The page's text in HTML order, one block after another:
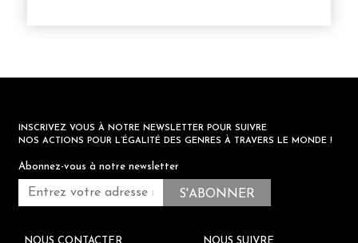
INSCRIVEZ VOUS À NOTRE NEWSLETTER POUR SUIVRE
NOS ACTIONS POUR L’ÉGALITÉ DES GENRES À TRAVERS LE MONDE !
Abonnez-vous à notre newsletter